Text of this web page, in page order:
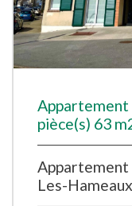
Appartement
pièce(s) 63
Appartement
Les-Hameaux